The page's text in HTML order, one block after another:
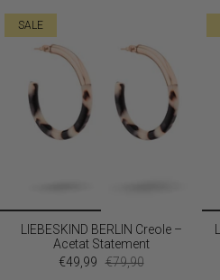
SALE
LIEBESKIND BERLIN Creole –
Acetat Statement
€49,99 €79,90